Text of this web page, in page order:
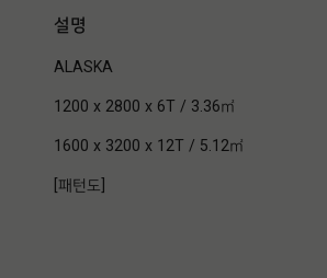
설명
ALASKA
1200 x 2800 x 6T / 3.36㎡
1600 x 3200 x 12T / 5.12㎡
[패턴도]